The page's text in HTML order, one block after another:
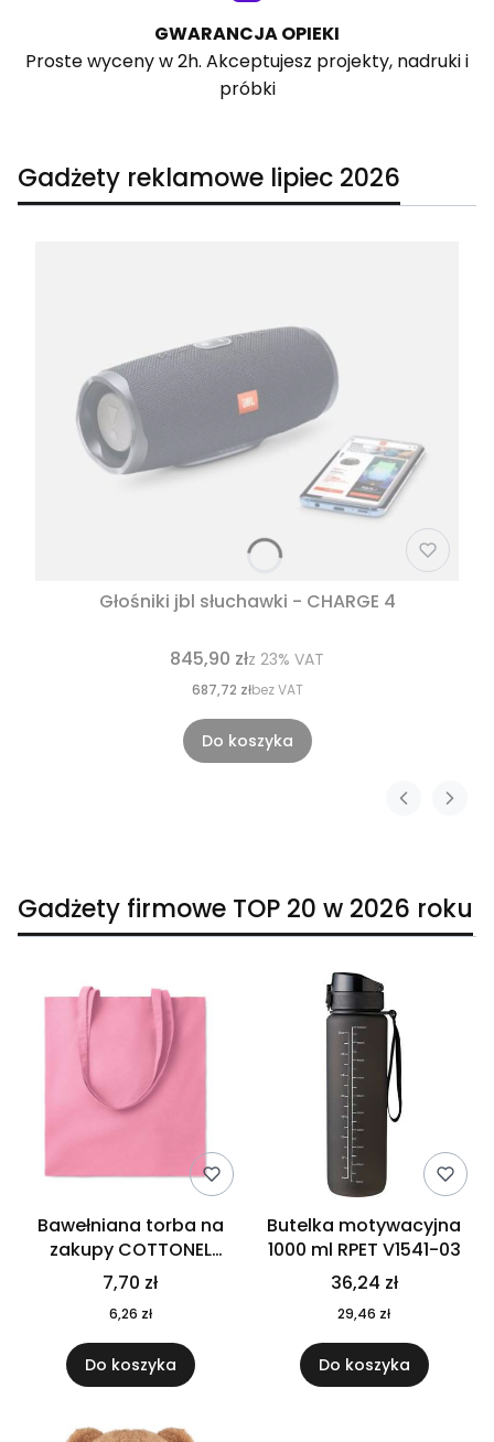
GWARANCJA OPIEKI
Proste wyceny w 2h. Akceptujesz projekty, nadruki i
próbki
Gadżety reklamowe lipiec 2026
Głośniki jbl słuchawki - CHARGE 4
845,90 złz 23% VAT
687,72 złbez VAT
Do koszyka
Gadżety firmowe TOP 20 w 2026 roku
Bawełniana torba na
zakupy COTTONEL
COLOUR++ MO9846-11
7,70 zł
6,26 zł
Do koszyka
Butelka motywacyjna
1000 ml RPET V1541-03
36,24 zł
29,46 zł
Do koszyka